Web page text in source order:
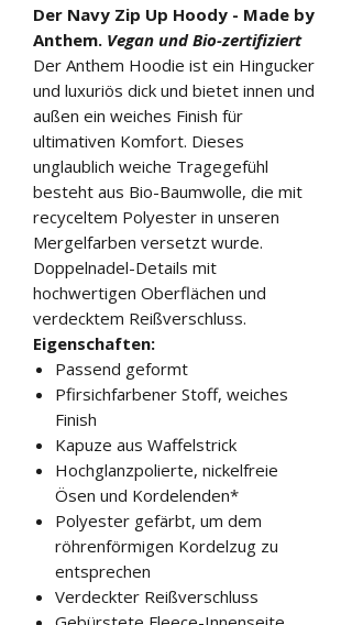
Der Navy Zip Up Hoody - Made by
Anthem. Vegan und Bio-zertifiziert
Der Anthem Hoodie ist ein Hingucker
und luxuriös dick und bietet innen und
außen ein weiches Finish für
ultimativen Komfort. Dieses
unglaublich weiche Tragegefühl
besteht aus Bio-Baumwolle, die mit
recyceltem Polyester in unseren
Mergelfarben versetzt wurde.
Doppelnadel-Details mit
hochwertigen Oberflächen und
verdecktem Reißverschluss.
Eigenschaften:
Passend geformt
Pfirsichfarbener Stoff, weiches
Finish
Kapuze aus Waffelstrick
Hochglanzpolierte, nickelfreie
Ösen und Kordelenden*
Polyester gefärbt, um dem
röhrenförmigen Kordelzug zu
entsprechen
Verdeckter Reißverschluss